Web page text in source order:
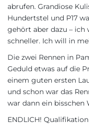
abrufen. Grandiose
Hundertstel und P17
gehört aber dazu – ich
schneller. Ich will in
Die zwei Rennen in
Geduld etwas auf die
einem guten ersten
und schon war das
war dann ein bisschen
ENDLICH! Qualifikation